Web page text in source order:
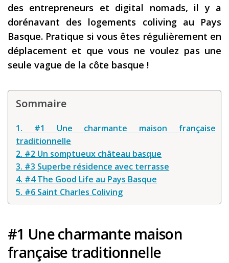
Podcast
Préparer son voyage
Destinations
LA LETTRE
Réserver un vol !
Assurance voyage !
LA carte bancaire
voyage !
Mes guides voyage
L’auteur
des entrepreneurs et digital nomads, il y a
dorénavant des logements coliving au Pays
Basque. Pratique si vous êtes régulièrement en
déplacement et que vous ne voulez pas une
seule vague de la côte basque !
Sommaire
1. #1 Une charmante maison française
traditionnelle
2. #2 Un somptueux château basque
3. #3 Superbe résidence avec terrasse
4. #4 The Good Life au Pays Basque
5. #6 Saint Charles Coliving
#1 Une charmante maison
française traditionnelle